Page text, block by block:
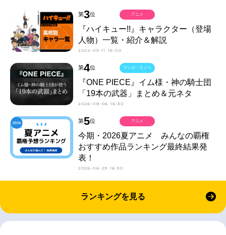
第3位
『ハイキュー!!』キャラクター（登場
人物）一覧・紹介＆解説
2024-03-11 16:00
アニメ
第4位
『ONE PIECE』イム様・神の騎士団
「19本の武器」まとめ＆元ネタ
2026-08-06 16:30
マンガ・ラノベ
第5位
今期・2026夏アニメ みんなの覇権
おすすめ作品ランキング最終結果発
表！
2026-06-29 16:30
アニメ
ランキングを見る